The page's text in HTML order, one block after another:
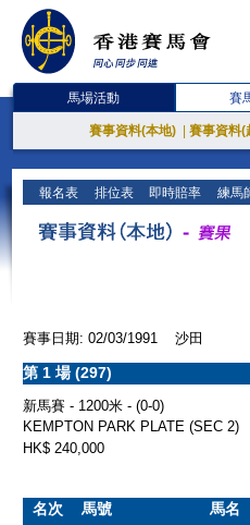
馬場活動 賽
賽事資料(本地) 賽事資料(
報名表 排位表 即時賠率 練馬
賽事日期: 02/03/1991 沙田
第 1 場 (297)
新馬賽 - 1200米 - (0-0)
KEMPTON PARK PLATE (SEC 2)
HK$ 240,000
名次 馬號 馬名